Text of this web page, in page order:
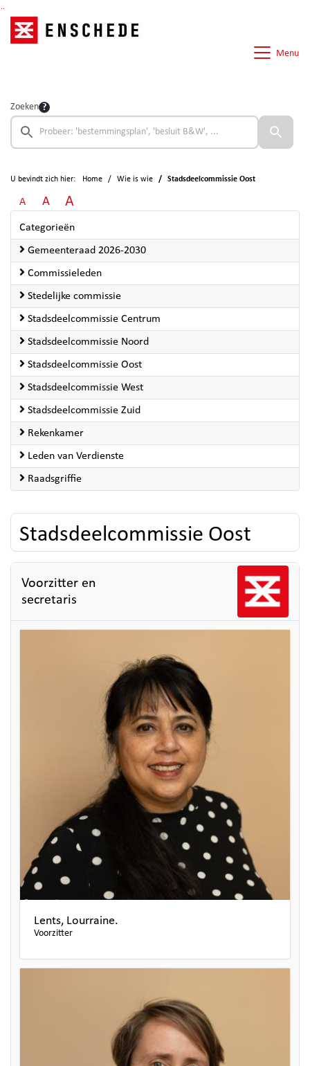
Menu
Zoeken
U bevindt zich hier: Home Wie is wie Stadsdeelcommissie Oost
A A A
Categorieën
Gemeenteraad 2026-2030
Commissieleden
Stedelijke commissie
Stadsdeelcommissie Centrum
Stadsdeelcommissie Noord
Stadsdeelcommissie Oost
Stadsdeelcommissie West
Stadsdeelcommissie Zuid
Rekenkamer
Leden van Verdienste
Raadsgriffie
Stadsdeelcommissie Oost
Voorzitter en
secretaris
Lents, Lourraine.
Voorzitter